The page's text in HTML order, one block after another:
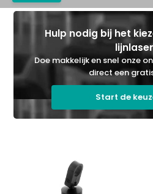
Hulp nodig bij het
Doe makkelijk en snel onze
direct een
Start de